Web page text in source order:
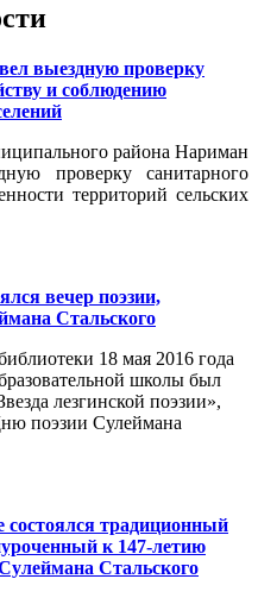
выездную проверку
и соблюдению
района Нариман
проверку санитарного
территорий сельских
вечер поэзии,
Стальского
18 мая 2016 года
школы был
лезгинской поэзии»,
поэзии Сулеймана
традиционный
к 147-летию
Стальского